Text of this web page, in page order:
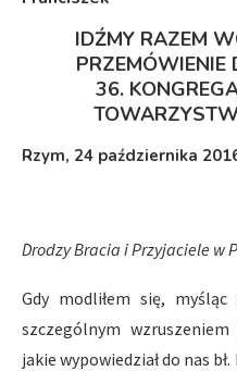
IDŹMY RAZEM
PRZEMÓWIENIE
36.
Rzym, 24 października
Drodzy Bracia i Przyjaciele w
Gdy modliłem się,
szczególnym
jakie wypowiedział do nas